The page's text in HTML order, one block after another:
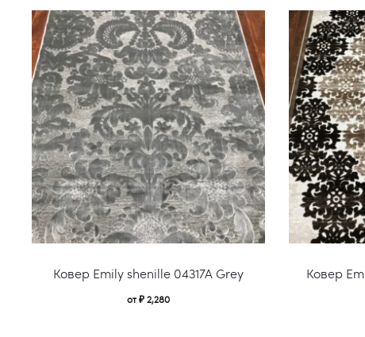
Ковер Emily shenille 04317A Grey
от₽2,280
Ковер